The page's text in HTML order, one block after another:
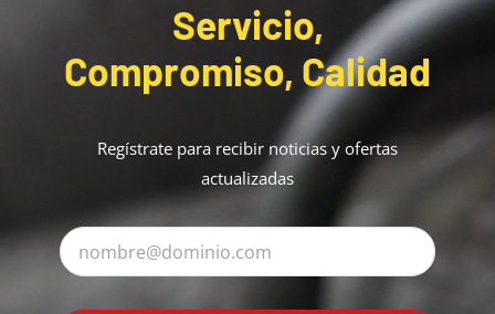
Servicio,
Compromiso, Calidad
Regístrate para recibir noticias y ofertas
actualizadas